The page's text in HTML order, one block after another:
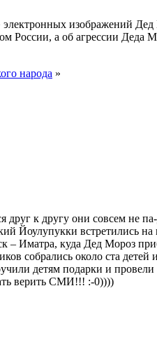
изображений Дед
России, а об агрессии Деда
народа »
друг к другу они совсем не
Йоулупукки встретились
– Иматра, куда Дед Мороз
собрались около ста
детям подарки и
верить СМИ!!! :-0))))